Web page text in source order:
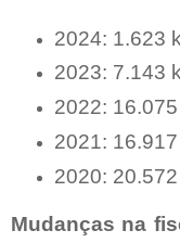
2024: 1.623
2023: 7.143
2022:
2021:
2020:
Mudanças na